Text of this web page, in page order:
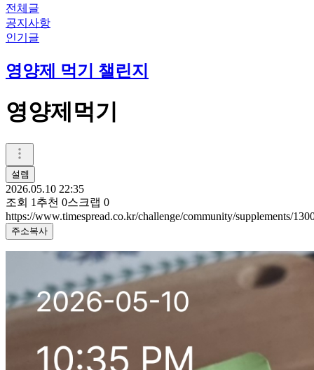
전체글
공지사항
인기글
영양제 먹기 챌린지
영양제먹기
설렘
2026.05.10 22:35
조회 1 추천 0스크랩 0
https://www.timespread.co.kr/challenge/community/supplements/
주소복사